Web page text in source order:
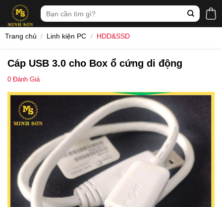
content
Tìm
kiếm:
Trang chủ / Linh kiện PC / HDD&SSD
Cáp USB 3.0 cho Box ổ cứng di động
0 Đánh Giá